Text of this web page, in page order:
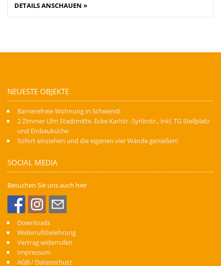
DETAILS ANSCHAUEN »
NEUESTE OBJEKTE
Barrierefreie Wohnung in Schwendi
2 Zimmer Ulm Stadtmitte. Ecke Karlstr.-Syrlinstr., inkl. TG Stellplatz
und Einbauküche
Sofort einziehen und die eigenen vier Wände genießen!
SOCIAL MEDIA
Besuchen Sie uns auch hier
Downloads
Widerrufsbelehrung
Vertrag widerrufen
Impressum
AGB / Datenschutz